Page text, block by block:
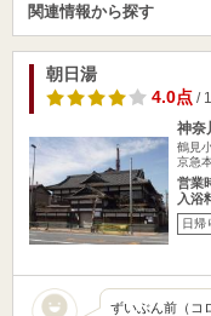
関連情報から探す
朝日湯
4.0点/
神奈
鶴見
京急
営業
入浴
日帰
ずいぶん前（コ